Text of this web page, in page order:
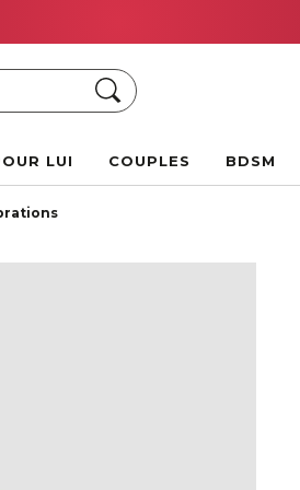
Chercher
LUI COUPLES BDSM